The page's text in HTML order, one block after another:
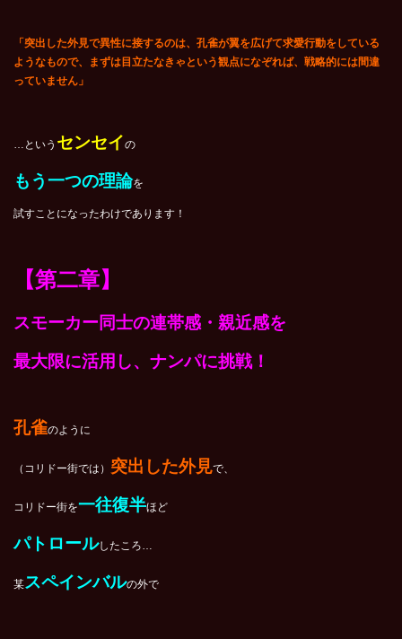
「突出した外見で異性に接するのは、孔雀が翼を広げて求愛行動をしている
ようなもので、まずは目立たなきゃという観点になぞれば、戦略的には間違
っていません」
…という センセイの
もう一つの理論を
試すことになったわけであります！
【第二章】
スモーカー同士の連帯感・親近感を
最大限に活用し、ナンパに挑戦！
孔雀のように
（コリドー街では） 突出した外見で、
コリドー街を一往復半ほど
パトロールしたころ…
某スペインバルの外で